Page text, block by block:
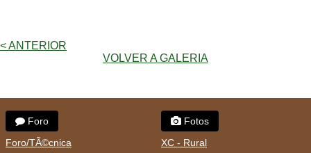
< ANTERIOR
VOLVER A GALERIA
Foro
Foro/TÃ©cnica
Fotos
XC - Rural